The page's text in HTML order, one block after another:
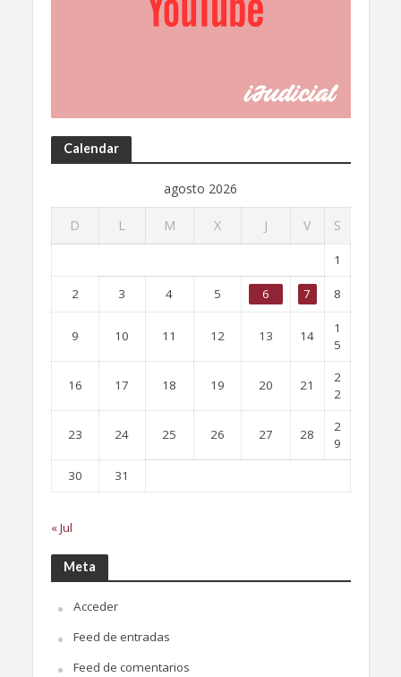
Calendar
agosto 2026
D L M X J V S
1
2 3 4 5 6 7 8
9 10 11 12 13 14
1
5
16 17 18 19 20 21
2
2
23 24 25 26 27 28
2
9
30
31
« Jul
Meta
Acceder
Feed de entradas
Feed de comentarios